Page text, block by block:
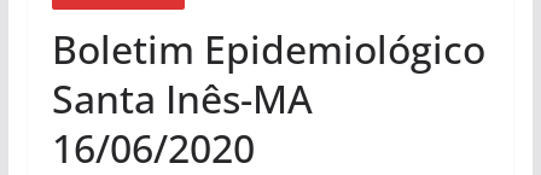
Boletim Epidemiológico
Santa Inês-MA
16/06/2020